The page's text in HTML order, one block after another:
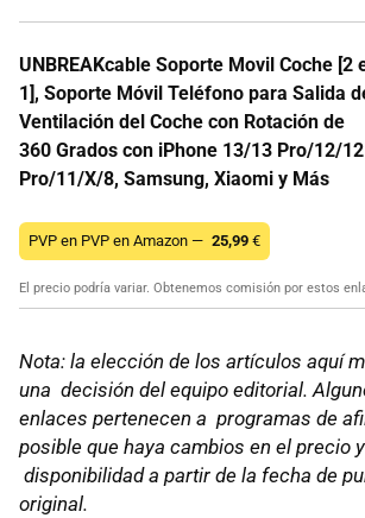
UNBREAKcable Soporte Movil Coche [2
1], Soporte Móvil Teléfono para Salida
Ventilación del Coche con Rotación de
360 Grados con iPhone 13/13 Pro/12/12
Pro/11/X/8, Samsung, Xiaomi y Más
PVP en PVP en Amazon — 25,99 €
El precio podría variar. Obtenemos comisión por estos
Nota: la elección de los artículos aquí
una decisión del equipo editorial.
enlaces pertenecen a programas de
posible que haya cambios en el precio
disponibilidad a partir de la fecha de
original.